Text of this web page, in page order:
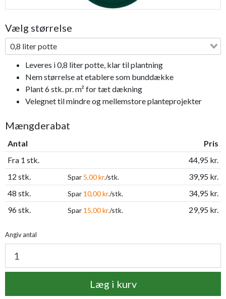
Vælg størrelse
0,8 liter potte
Leveres i 0,8 liter potte, klar til plantning
Nem størrelse at etablere som bunddække
Plant 6 stk. pr. m² for tæt dækning
Velegnet til mindre og mellemstore planteprojekter
Mængderabat
Antal
Pris
Fra 1 stk.
44,95 kr.
12 stk.
Spar 5,00 kr./stk.
39,95 kr.
48 stk.
Spar 10,00 kr./stk.
34,95 kr.
96 stk.
Spar 15,00 kr./stk. 29,95 kr.
Angiv antal
Læg i kurv